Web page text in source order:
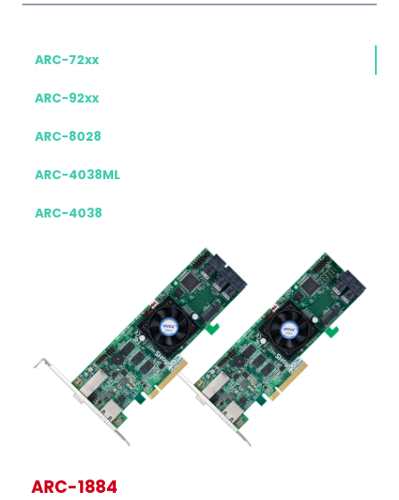
ARC-72xx
ARC-92xx
ARC-8028
ARC-4038ML
ARC-4038
ARC-1884